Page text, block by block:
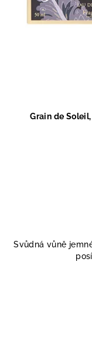
Grain de
Svůdná vůně